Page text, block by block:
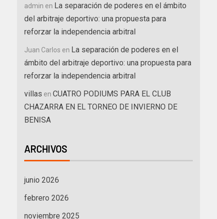
admin en La separación de poderes en el ámbito
del arbitraje deportivo: una propuesta para
reforzar la independencia arbitral
Juan Carlos en La separación de poderes en el
ámbito del arbitraje deportivo: una propuesta para
reforzar la independencia arbitral
villas en CUATRO PODIUMS PARA EL CLUB
CHAZARRA EN EL TORNEO DE INVIERNO DE
BENISA
ARCHIVOS
junio 2026
febrero 2026
noviembre 2025